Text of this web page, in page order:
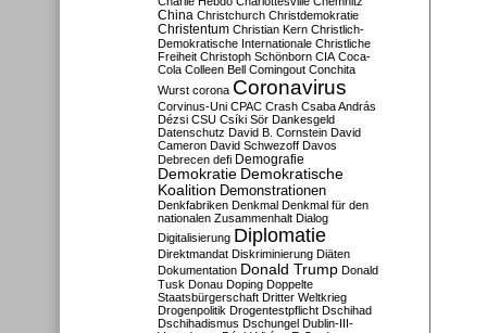
China Christchurch Christdemokratie
Christentum Christian Kern Christlich-
Demokratische Internationale Christliche
Freiheit Christoph Schönborn CIA Coca-
Cola Colleen Bell Comingout Conchita
Wurst corona Coronavirus
Corvinus-Uni CPAC Crash Csaba András
Dézsi CSU Csíki Sör Dankesgeld
Datenschutz David B. Cornstein David
Cameron David Schwezoff Davos
Debrecen defi Demografie
Demokratie Demokratische
Koalition Demonstrationen
Denkfabriken Denkmal Denkmal für den
nationalen Zusammenhalt Dialog
Digitalisierung Diplomatie
Direktmandat Diskriminierung Diäten
Dokumentation Donald Trump Donald
Tusk Donau Doping Doppelte
Staatsbürgerschaft Dritter Weltkrieg
Drogenpolitik Drogentestpflicht Dschihad
Dschihadismus Dschungel Dublin-III-